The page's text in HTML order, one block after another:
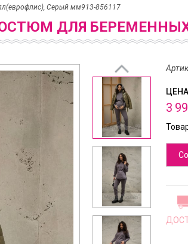
Серый мм913-856117
ДЛЯ
3